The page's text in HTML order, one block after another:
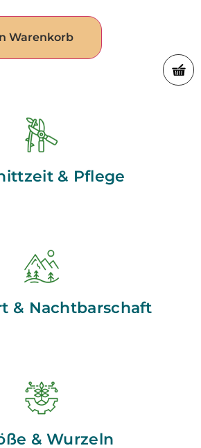
Warenkorb
& Pflege
& Nachtbarschaft
& Wurzeln